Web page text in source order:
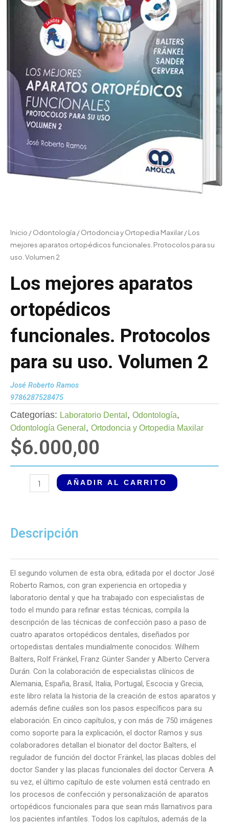
Inicio /Odontología /Ortodoncia y Ortopedia Maxilar/ Los
mejores aparatos ortopédicos funcionales. Protocolos para su
uso. Volumen 2
Los mejores aparatos
ortopédicos
funcionales. Protocolos
para su uso. Volumen 2
José Roberto Ramos
9786287528475
Categorias: Laboratorio Dental , Odontología,
Odontología General , Ortodoncia y Ortopedia Maxilar
$6.000,00
mejores
funcionales.
Protocolos
uso.
Volumen
2
cantidad
AÑADIR AL CARRITO
Descripción
El segundo volumen de esta obra, editada por el doctor José
Roberto Ramos, con gran experiencia en ortopedia y
laboratorio dental y que ha trabajado con especialistas de
todo el mundo para refinar estas técnicas, compila la
descripción de las técnicas de confección paso a paso de
cuatro aparatos ortopédicos dentales, diseñados por
ortopedistas dentales mundialmente conocidos: Wilhem
Balters, Rolf Fränkel, Franz Günter Sander y Alberto Cervera
Durán. Con la colaboración de especialistas clínicos de
Alemania, España, Brasil, Italia, Portugal, Escocia y Grecia,
este libro relata la historia de la creación de estos aparatos y
además define cuáles son los pasos específicos para su
elaboración. En cinco capítulos, y con más de 750 imágenes
como soporte para la explicación, el doctor Ramos y sus
colaboradores detallan el bionator del doctor Balters, el
regulador de función del doctor Fränkel, las placas dobles del
doctor Sander y las placas funcionales del doctor Cervera. A
su vez, el último capítulo de este volumen está centrado en
los procesos de confección y personalización de aparatos
ortopédicos funcionales para que sean más llamativos para
los pacientes infantiles. Todos los capítulos, además de la